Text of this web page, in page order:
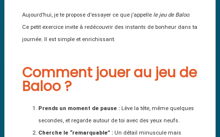
Aujourd’hui, je te propose d’essayer ce que j’appelle le jeu de Baloo.
Ce petit exercice invite à redécouvrir des instants de bonheur dans ta
journée. Il est simple et enrichissant.
Comment jouer au jeu de
Baloo ?
Prends un moment de pause : Lève la tête, même quelques
secondes, et regarde autour de toi avec des yeux neufs.
Cherche le “remarquable” : Un détail minuscule mais